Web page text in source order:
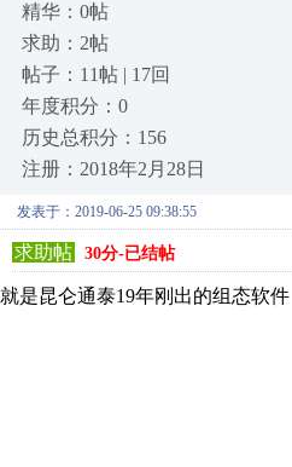
精华：0帖
求助：2帖
帖子：11帖 | 17回
年度积分：0
历史总积分：156
注册：2018年2月28日
发表于：2019-06-25 09:38:55
求助帖 30分-已结帖
就是昆仑通泰19年刚出的组态软